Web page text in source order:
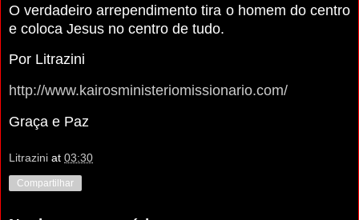
O verdadeiro arrependimento tira o homem do centro
e coloca Jesus no centro de tudo.
Por Litrazini
http://www.kairosministeriomissionario.com/
Graça e Paz
Litrazini at 03:30
Compartilhar